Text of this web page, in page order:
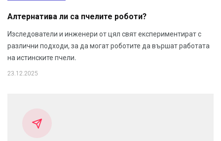
Алтернатива ли са пчелите роботи?
Изследователи и инженери от цял свят експериментират с
различни подходи, за да могат роботите да вършат работата
на истинските пчели.
23.12.2025